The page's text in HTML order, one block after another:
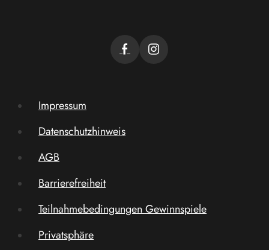
Impressum
Datenschutzhinweis
AGB
Barrierefreiheit
Teilnahmebedingungen Gewinnspiele
Privatsphäre